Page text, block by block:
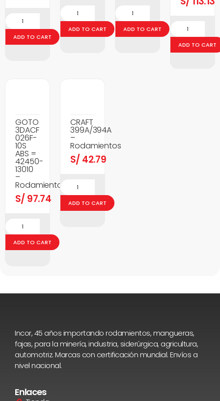
ADD TO CART
ADD TO CART ADD TO CART
ADD TO CART
GOTO
3DACF
026F-
10S
ABS =
42450-
13010
–
Rodamientos
S/ 97.74
ADD TO CART
CRAFT
399A/394A
–
Rodamientos
S/ 42.79
ADD TO CART
Incor, 45 años importando rodamientos, mangueras,
fajas, para la minería, industria, siderúrgica, agricultura,
automotriz. Marcas con certificación mundial. Envíos a
nivel nacional.
Enlaces